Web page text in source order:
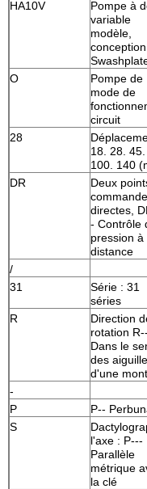
HA10V
Pompe à
variable
modèle,
O
Pompe de
mode de
circuit
28
18. 28. 45.
100. 140
DR
Deux
directes,
- Contrôle
pression à
distance
/
31
Série : 31
séries
R
Direction
rotation
Dans le
des
d'une
-
P
P--
S
l'axe : P---
Parallèle
métrique
la clé